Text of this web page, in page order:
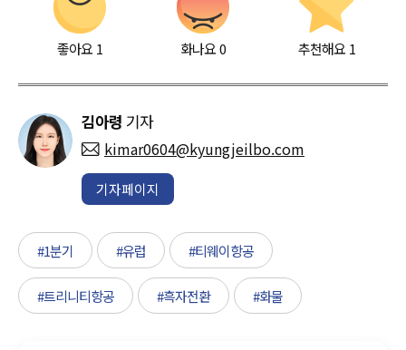
좋아요 1 화나요0 추천해요 1
김아령 기자
kimar0604@kyungjeilbo.com
기자페이지
#1분기 #유럽 #티웨이항공
#트리니티항공 #흑자전환 #화물